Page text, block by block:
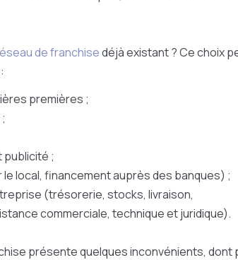
de franchisedéjà existant ? Ce choix
premières ;
;
local, financement auprès des banques) ;
(trésorerie, stocks, livraison,
commerciale, technique et juridique).
présente quelques inconvénients, dont